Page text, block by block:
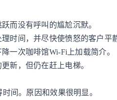
而没有呼叫的尴尬沉默。
时间，并尽快使愤怒的客户平
一次咖啡馆Wi-Fi上加载简介。
新，但仍在赶上电梯。
间。原因和效果很明显。